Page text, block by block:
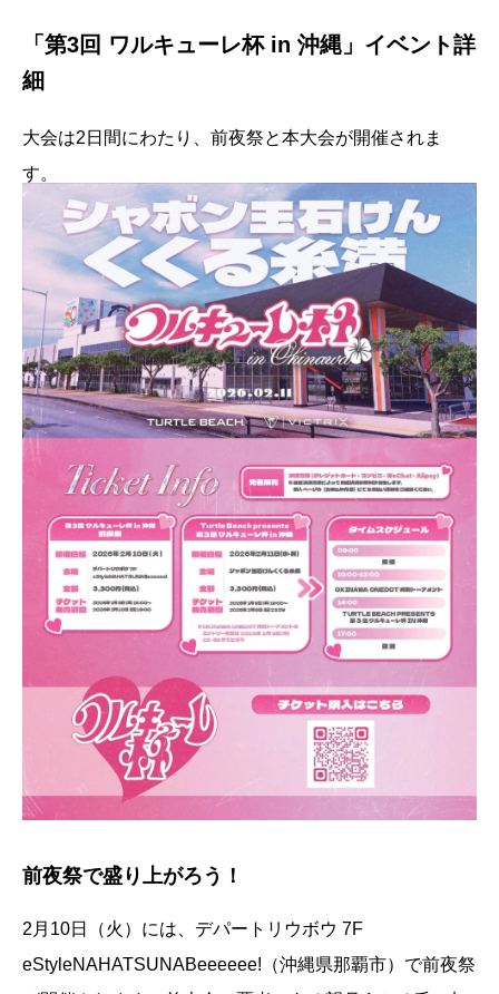
「第3回 ワルキューレ杯 in 沖縄」イベント詳
細
大会は2日間にわたり、前夜祭と本大会が開催されま
す。
前夜祭で盛り上がろう！
2月10日（火）には、デパートリウボウ 7F
eStyleNAHATSUNABeeeeee!（沖縄県那覇市）で前夜祭